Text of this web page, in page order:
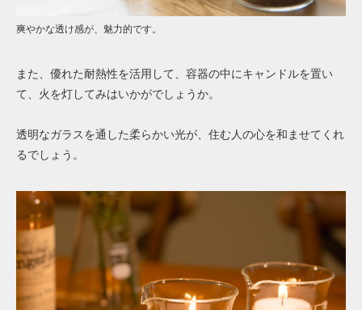
爽やかな透け感が、魅力的です。
また、優れた耐熱性を活用して、容器の中にキャンドルを置い
て、火を灯してみはいかがでしょうか。
透明なガラスを通した柔らかい光が、住む人の心を和ませてくれ
るでしょう。